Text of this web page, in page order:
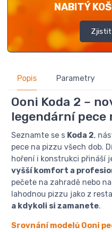
NABITÝ
Zjistit
Popis Parametry
Ooni Koda 2 –
legendární pece
Seznamte se s Koda 2,
pece na pizzu všech dob.
hoření i konstrukci přináší
vyšší komfort a
pečete na zahradě nebo
lahodnou pizzu jako z
a kdykoli si zamanete.
Srovnání modelů Ooni